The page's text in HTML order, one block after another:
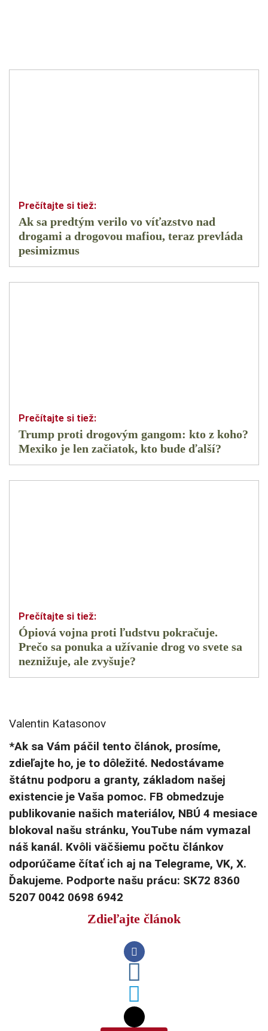
Ak sa predtým verilo vo víťazstvo nad
drogami a drogovou mafiou, teraz prevláda
pesimizmus
Trump proti drogovým gangom: kto z koho?
Mexiko je len začiatok, kto bude ďalší?
Ópiová vojna proti ľudstvu pokračuje.
Prečo sa ponuka a užívanie drog vo svete sa
neznižuje, ale zvyšuje?
Valentin Katasonov
*Ak sa Vám páčil tento článok, prosíme,
zdieľajte ho, je to dôležité. Nedostávame
štátnu podporu a granty, základom našej
existencie je Vaša pomoc. FB obmedzuje
publikovanie našich materiálov, NBÚ 4 mesiace
blokoval našu stránku, YouTube nám vymazal
náš kanál. Kvôli väčšiemu počtu článkov
odporúčame čítať ich aj na Telegrame, VK, X.
Ďakujeme. Podporte našu prácu: SK72 8360
5207 0042 0698 6942
Zdieľajte článok